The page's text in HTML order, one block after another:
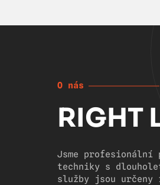
O nás
RIGHT
Jsme profesionální
techniky s
služby jsou určeny